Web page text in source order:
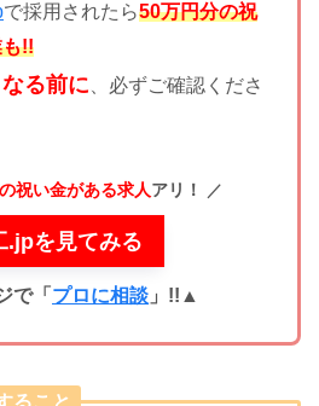
で採用されたら50万円分の祝
!!
る前に 、必ずご確認くださ
祝い金がある求人アリ！
.jpを見てみる
で「 プロに相談 」!! ▲
ること